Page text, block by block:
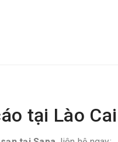
tại Lào Cai